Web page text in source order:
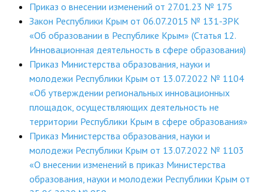
Приказ о внесении изменений от 27.01.23 № 175
Закон Республики Крым от 06.07.2015 № 131-ЗРК
«Об образовании в Республике Крым» (Статья 12.
Инновационная деятельность в сфере образования)
Приказ Министерства образования, науки и
молодежи Республики Крым от 13.07.2022 № 1104
«Об утверждении региональных инновационных
площадок, осуществляющих деятельность не
территории Республики Крым в сфере образования»
Приказ Министерства образования, науки и
молодежи Республики Крым от 13.07.2022 № 1103
«О внесении изменений в приказ Министерства
образования, науки и молодежи Республики Крым от